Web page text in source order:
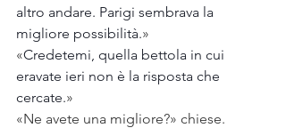
altro andare. Parigi sembrava la
migliore possibilità.»
«Credetemi, quella bettola in cui
eravate ieri non è la risposta che
cercate.»
«Ne avete una migliore?» chiese.